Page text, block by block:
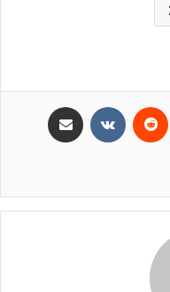
بينتيريست